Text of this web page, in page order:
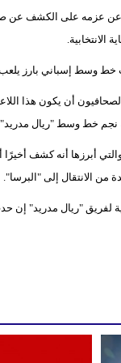
عن عزمه على الكشف عن
الانتخابية.
وسط إسباني بارز يلعب
أن يكون هذا
نجم خط وسط "ريال
أبرزها أنه كشف
الانتقال إلى "البرسا".
لفريق "ريال مدريد"